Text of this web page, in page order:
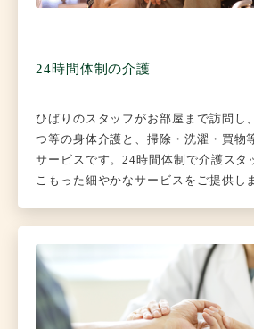
24時間体制の介護
ひばりのスタッフがお部屋まで訪問し
つ等の身体介護と、掃除・洗濯・買物
サービスです。24時間体制で介護スタ
こもった細やかなサービスをご提供し